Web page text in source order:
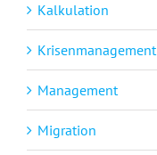
Kalkulation
Krisenmanagement
Management
Migration